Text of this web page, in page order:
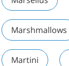
Marshmallows
Martini